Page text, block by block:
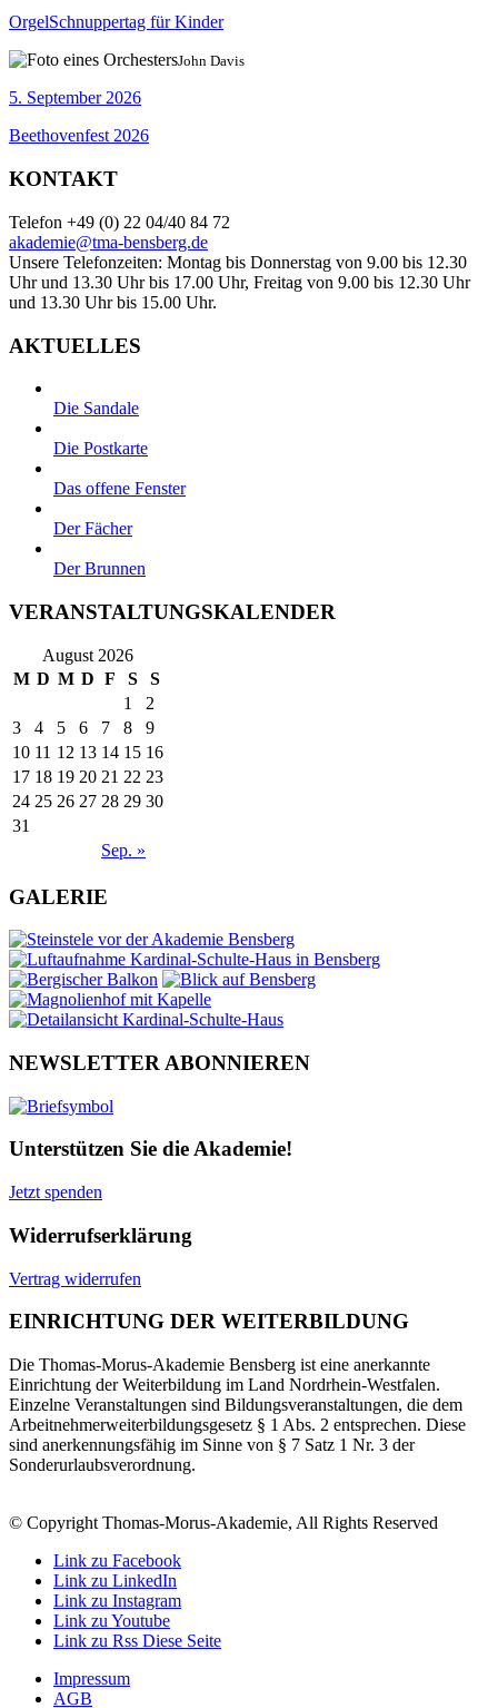
OrgelSchnuppertag für Kinder
John Davis
5. September 2026
Beethovenfest 2026
KONTAKT
Telefon +49 (0) 22 04/40 84 72
akademie@tma-bensberg.de
Unsere Telefonzeiten: Montag bis Donnerstag von 9.00 bis 12.30
Uhr und 13.30 Uhr bis 17.00 Uhr, Freitag von 9.00 bis 12.30 Uhr
und 13.30 Uhr bis 15.00 Uhr.
AKTUELLES
Die Sandale
Die Postkarte
Das offene Fenster
Der Fächer
Der Brunnen
VERANSTALTUNGSKALENDER
August 2026
M D M D F S S
Sep. »
1
2
3
4 5 6 7 8
9
10 11 12 13 14 15 16
17 18 19 20 21 22 23
24 25 26 27 28 29 30
31
GALERIE
NEWSLETTER ABONNIEREN
Unterstützen Sie die Akademie!
Jetzt spenden
Widerrufserklärung
Vertrag widerrufen
EINRICHTUNG DER WEITERBILDUNG
Die Thomas-Morus-Akademie Bensberg ist eine anerkannte
Einrichtung der Weiterbildung im Land Nordrhein-Westfalen.
Einzelne Veranstaltungen sind Bildungsveranstaltungen, die dem
Arbeitnehmerweiterbildungsgesetz § 1 Abs. 2 entsprechen. Diese
sind anerkennungsfähig im Sinne von § 7 Satz 1 Nr. 3 der
Sonderurlaubsverordnung.
© Copyright Thomas-Morus-Akademie, All Rights Reserved
Link zu Facebook
Link zu LinkedIn
Link zu Instagram
Link zu Youtube
Link zu Rss Diese Seite
Impressum
AGB